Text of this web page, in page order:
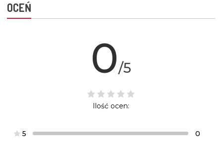
OCEŃ
0/5
Ilość ocen:
5 0